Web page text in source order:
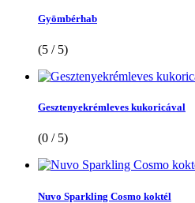
Gyömbérhab
(5 / 5)
Gesztenyekrémleves kukoricával
(0 / 5)
Nuvo Sparkling Cosmo koktél